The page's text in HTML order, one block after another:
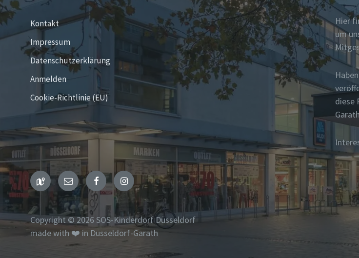
Kontakt
Impressum
Datenschutzerklärung
Anmelden
Cookie-Richtlinie (EU)
Hier
um
diese
Maps Email FacebookInstagram
Copyright © 2026 SOS-Kinderdorf Düsseldorf
made with ❤️ in Düsseldorf-Garath